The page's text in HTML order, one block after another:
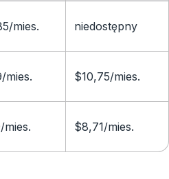
mies. niedostępny
mies. $10,75/mies.
mies. $8,71/mies.